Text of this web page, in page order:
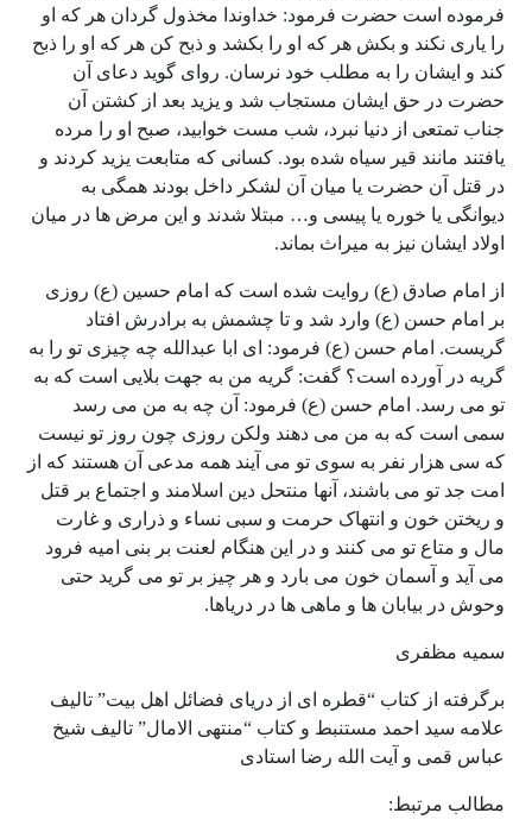
فرموده است حضرت فرمود: خداوندا مخذول گردان هر که او
را یاری نکند و بکش هر که او را بکشد و ذبح کن هر که او را ذبح
کند و ایشان را به مطلب خود نرسان. روای گوید دعای آن
حضرت در حق ایشان مستجاب شد و یزید بعد از کشتن آن
جناب تمتعی از دنیا نبرد، شب مست خوابید، صبح او را مرده
یافتند مانند قیر سیاه شده بود. کسانی که متابعت یزید کردند و
در قتل آن حضرت یا میان آن لشکر داخل بودند همگی به
دیوانگی یا خوره یا پیسی و… مبتلا شدند و این مرض ها در میان
اولاد ایشان نیز به میراث بماند.
از امام صادق (ع) روایت شده است که امام حسین (ع) روزی
بر امام حسن (ع) وارد شد و تا چشمش به برادرش افتاد
گریست. امام حسن (ع) فرمود: ای ابا عبدالله چه چیزی تو را به
گریه در آورده است؟ گفت: گریه من به جهت بلایی است که به
تو می رسد. امام حسن (ع) فرمود: آن چه به من می رسد
سمی است که به من می دهند ولکن روزی چون روز تو نیست
که سی هزار نفر به سوی تو می آیند همه مدعی آن هستند که از
امت جد تو می باشند، آنها منتحل دین اسلامند و اجتماع بر قتل
و ریختن خون و انتهاک حرمت و سبی نساء و ذراری و غارت
مال و متاع تو می کنند و در این هنگام لعنت بر بنی امیه فرود
می آید و آسمان خون می بارد و هر چیز بر تو می گرید حتی
وحوش در بیابان ها و ماهی ها در دریاها.
سمیه مظفری
برگرفته از کتاب “قطره ای از دریای فضائل اهل بیت” تالیف
علامه سید احمد مستنبط و کتاب “منتهی الامال” تالیف شیخ
عباس قمی و آیت الله رضا استادی
مطالب مرتبط: